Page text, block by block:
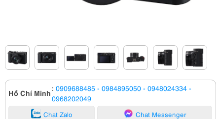
Hồ Chí Minh : 0909688485 - 0984895050 - 0948024334 -
0968202049
Chat Zalo Chat Messenger